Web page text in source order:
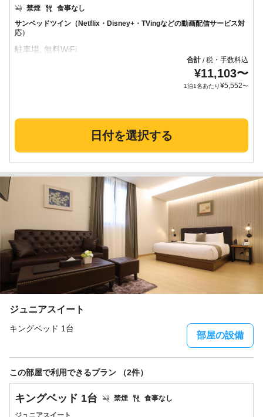
サンベッドツイン（Netflix・Disney+・TVingなどの動画配信サービス対
応）
禁煙 食事なし
合計/税・手数料込
¥11,103〜
1泊1名あたり¥5,552〜
日付を選択する
ジュニアスイート
キングベッド 1台
部屋の設備
この部屋で利用できるプラン （2件）
ジュニアスイート
禁煙 食事なし
キングベッド 1台